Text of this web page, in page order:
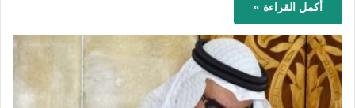
أكمل القراءة »